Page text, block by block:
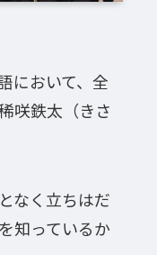
において、全
咲鉄太（きさ
なく立ちはだ
知っているか